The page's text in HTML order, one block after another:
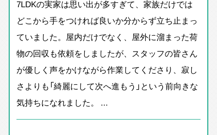
7LDKの実家は思い出が多すぎて、家族だけでは
どこから手をつければ良いか分からず立ち止まっ
ていました。屋内だけでなく、屋外に溜まった荷
物の回収も依頼をしましたが、スタッフの皆さん
が優しく声をかけながら作業してくださり、寂し
さよりも「綺麗にして次へ進もう」という前向きな
気持ちになれました。 ...